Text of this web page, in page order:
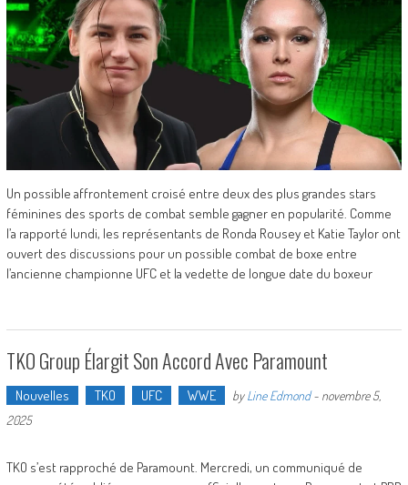
Un possible affrontement croisé entre deux des plus grandes stars
féminines des sports de combat semble gagner en popularité. Comme
l’a rapporté lundi, les représentants de Ronda Rousey et Katie Taylor ont
ouvert des discussions pour un possible combat de boxe entre
l’ancienne championne UFC et la vedette de longue date du boxeur
TKO Group Élargit Son Accord Avec Paramount
Nouvelles TKO UFC WWE byLine Edmond- novembre 5,
2025
TKO s’est rapproché de Paramount. Mercredi, un communiqué de